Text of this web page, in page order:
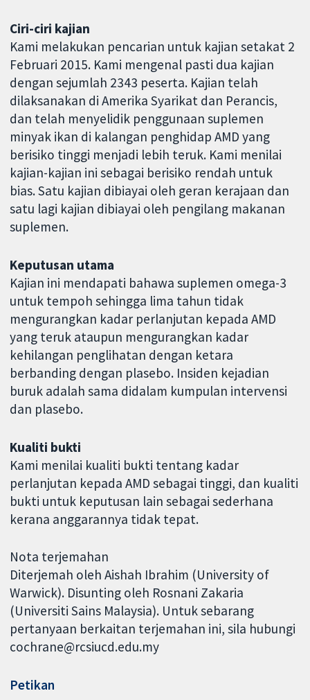
Ciri-ciri kajian
Kami melakukan pencarian untuk kajian setakat 2
Februari 2015. Kami mengenal pasti dua kajian
dengan sejumlah 2343 peserta. Kajian telah
dilaksanakan di Amerika Syarikat dan Perancis,
dan telah menyelidik penggunaan suplemen
minyak ikan di kalangan penghidap AMD yang
berisiko tinggi menjadi lebih teruk. Kami menilai
kajian-kajian ini sebagai berisiko rendah untuk
bias. Satu kajian dibiayai oleh geran kerajaan dan
satu lagi kajian dibiayai oleh pengilang makanan
suplemen.
Keputusan utama
Kajian ini mendapati bahawa suplemen omega-3
untuk tempoh sehingga lima tahun tidak
mengurangkan kadar perlanjutan kepada AMD
yang teruk ataupun mengurangkan kadar
kehilangan penglihatan dengan ketara
berbanding dengan plasebo. Insiden kejadian
buruk adalah sama didalam kumpulan intervensi
dan plasebo.
Kualiti bukti
Kami menilai kualiti bukti tentang kadar
perlanjutan kepada AMD sebagai tinggi, dan kualiti
bukti untuk keputusan lain sebagai sederhana
kerana anggarannya tidak tepat.
Nota terjemahan
Diterjemah oleh Aishah Ibrahim (University of
Warwick). Disunting oleh Rosnani Zakaria
(Universiti Sains Malaysia). Untuk sebarang
pertanyaan berkaitan terjemahan ini, sila hubungi
cochrane@rcsiucd.edu.my
Petikan